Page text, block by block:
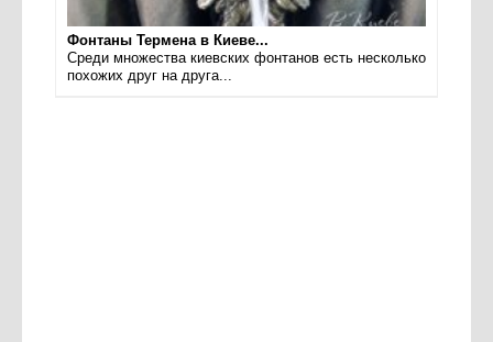
Фонтаны Термена в Киеве...
Среди множества киевских фонтанов есть несколько
похожих друг на друга...